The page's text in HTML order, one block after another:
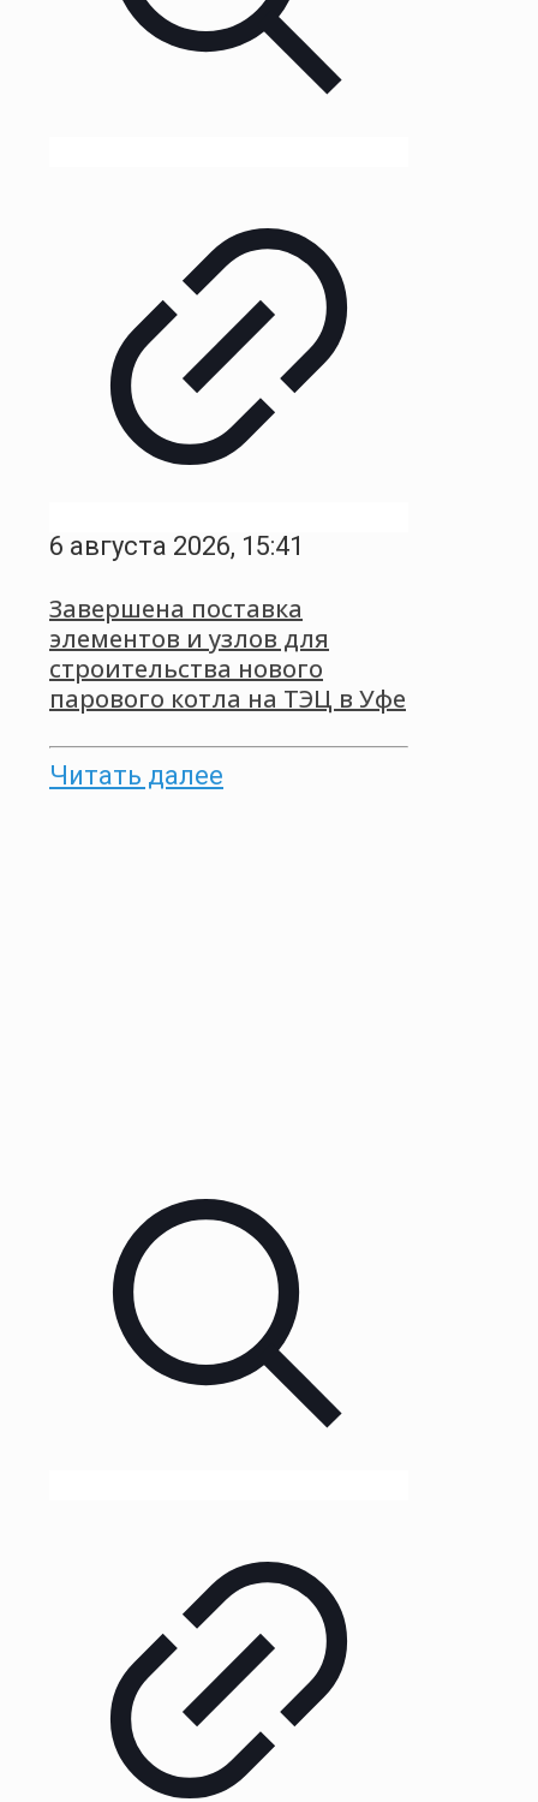
6 августа 2026, 15:41
Завершена поставка
элементов и узлов для
строительства нового
парового котла на ТЭЦ в Уфе
Читать далее